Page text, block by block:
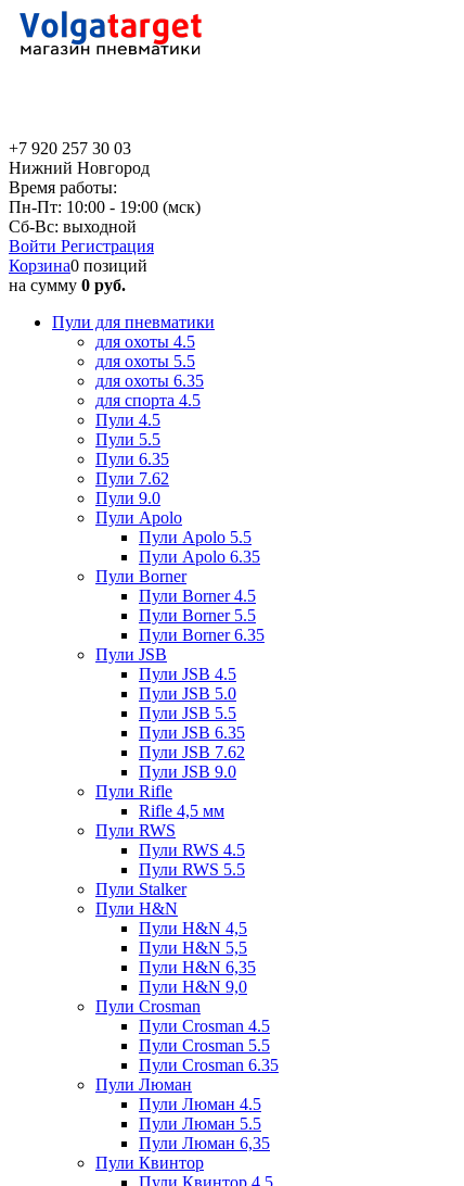
+7 920 257 30 03
Нижний Новгород
Время работы:
Пн-Пт: 10:00 - 19:00 (мск)
Сб-Вс: выходной
Войти Регистрация
Корзина0 позиций
на сумму 0 руб.
Пули для пневматики
для охоты 4.5
для охоты 5.5
для охоты 6.35
для спорта 4.5
Пули 4.5
Пули 5.5
Пули 6.35
Пули 7.62
Пули 9.0
Пули Apolo
Пули Apolo 5.5
Пули Apolo 6.35
Пули Borner
Пули Borner 4.5
Пули Borner 5.5
Пули Borner 6.35
Пули JSB
Пули JSB 4.5
Пули JSB 5.0
Пули JSB 5.5
Пули JSB 6.35
Пули JSB 7.62
Пули JSB 9.0
Пули Rifle
Rifle 4,5 мм
Пули RWS
Пули RWS 4.5
Пули RWS 5.5
Пули Stalker
Пули H&N
Пули H&N 4,5
Пули H&N 5,5
Пули H&N 6,35
Пули H&N 9,0
Пули Crosman
Пули Crosman 4.5
Пули Crosman 5.5
Пули Crosman 6.35
Пули Люман
Пули Люман 4.5
Пули Люман 5.5
Пули Люман 6,35
Пули Квинтор
Пули Квинтор 4.5